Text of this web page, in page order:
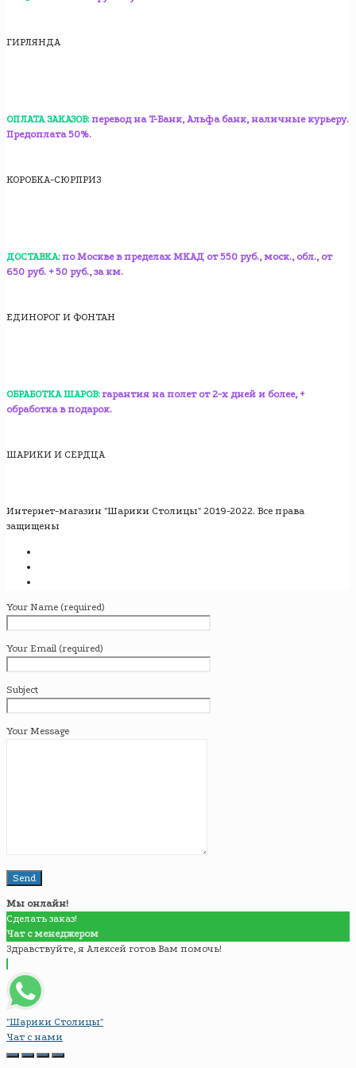
ГИРЛЯНДА
ОПЛАТА ЗАКАЗОВ: перевод на T-Банк, Альфа банк, наличные курьеру.
Предоплата 50%.
КОРОБКА-СЮРПРИЗ
ДОСТАВКА: по Москве в пределах МКАД от 550 руб., моск., обл., от
650 руб. + 50 руб., за км.
ЕДИНОРОГ И ФОНТАН
ОБРАБОТКА ШАРОВ: гарантия на полет от 2-х дней и более, +
обработка в подарок.
ШАРИКИ И СЕРДЦА
Интернет-магазин "Шарики Столицы" 2019-2022. Все права
защищены
Your Name (required)
Your Email (required)
Subject
Your Message
Мы онлайн!
Сделать заказ!
Чат с менеджером
Здравствуйте, я Алексей готов Вам помочь!
"Шарики Столицы"
Чат с нами